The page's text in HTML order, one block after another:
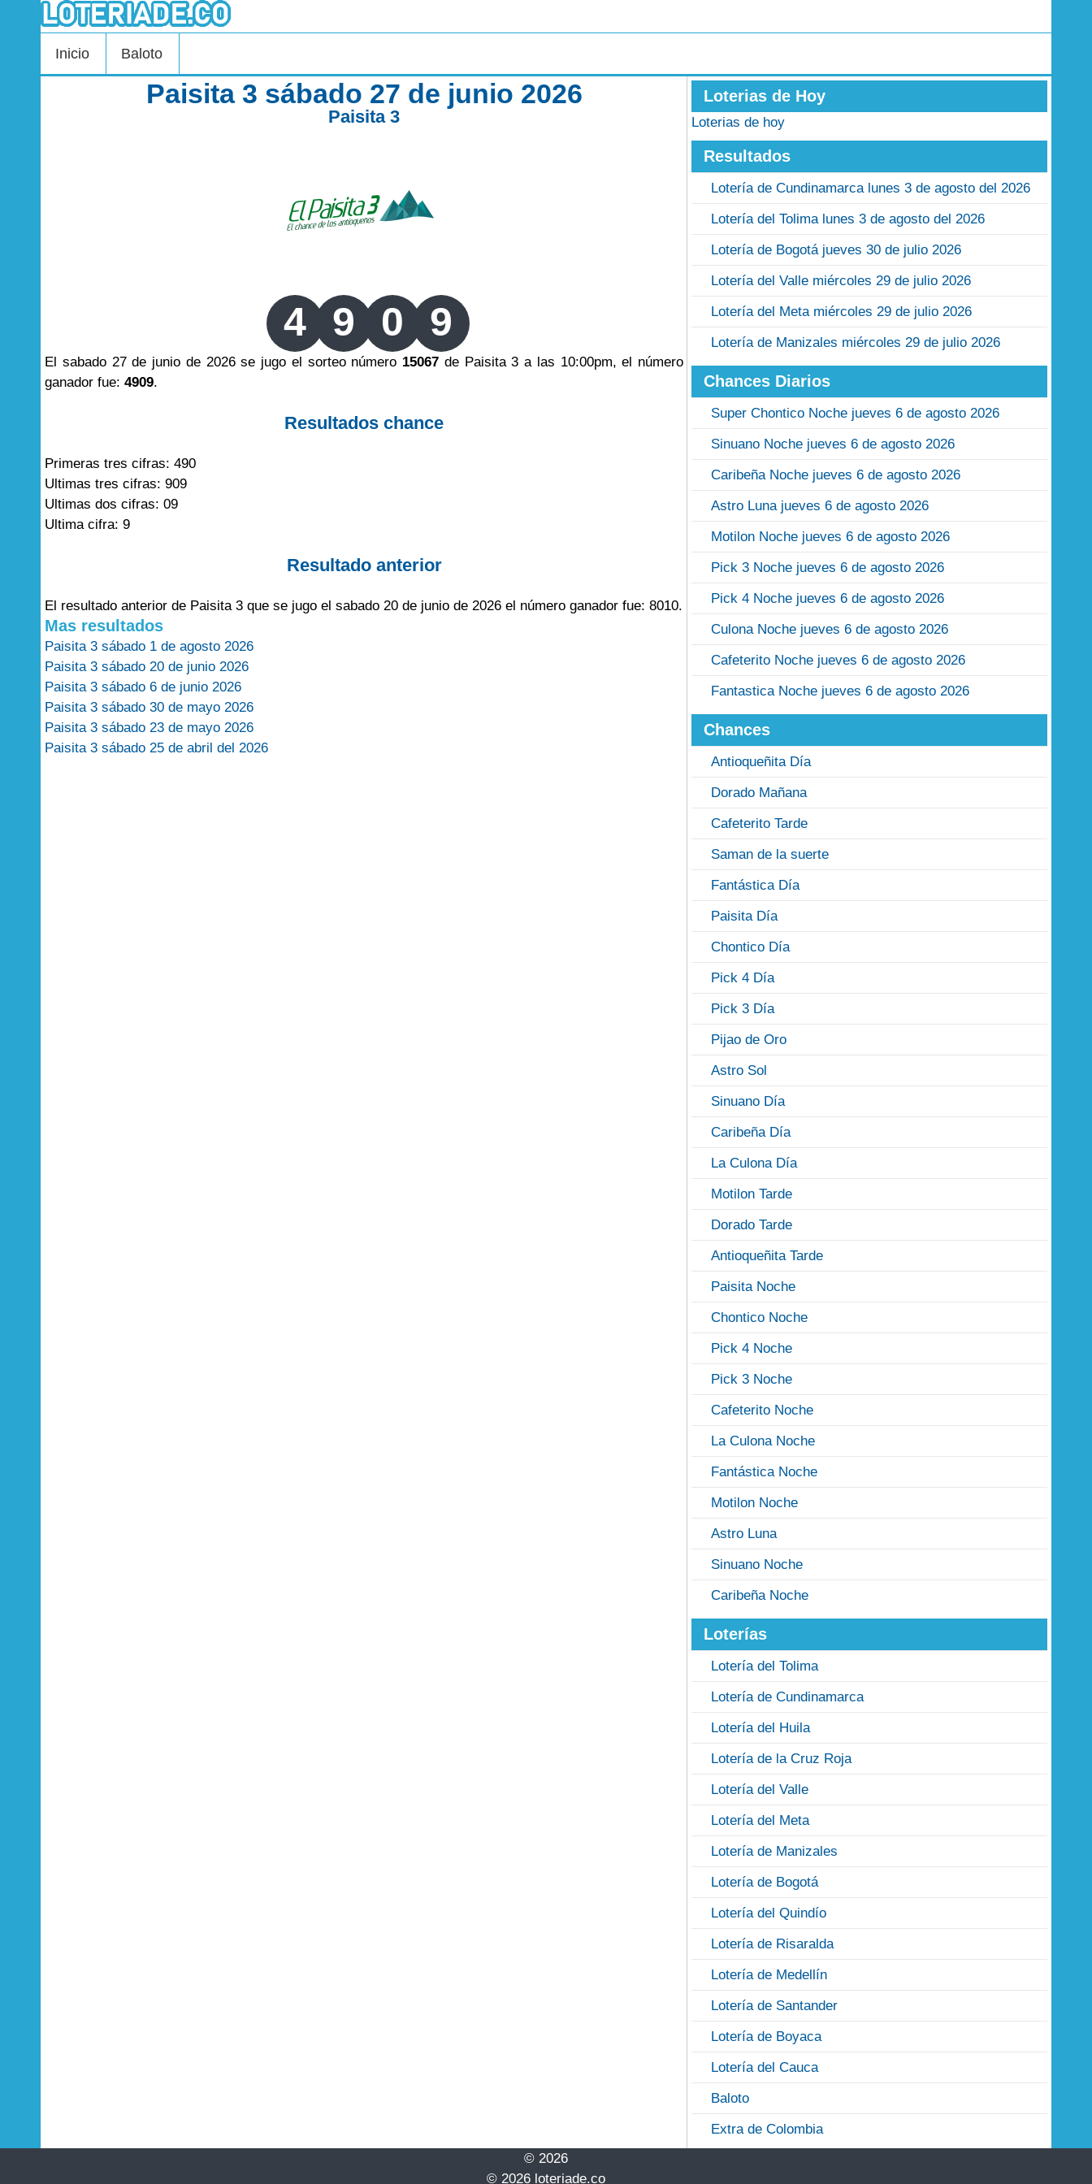
Inicio Baloto
Paisita 3 sábado 27 de junio 2026
Paisita 3
4 9 0 9
El sabado 27 de junio de 2026 se jugo el sorteo número 15067 de Paisita 3 a las 10:00pm, el número
ganador fue: 4909.
Resultados chance
Primeras tres cifras: 490
Ultimas tres cifras: 909
Ultimas dos cifras: 09
Ultima cifra: 9
Resultado anterior
El resultado anterior de Paisita 3 que se jugo el sabado 20 de junio de 2026 el número ganador fue: 8010.
Mas resultados
Paisita 3 sábado 1 de agosto 2026
Paisita 3 sábado 20 de junio 2026
Paisita 3 sábado 6 de junio 2026
Paisita 3 sábado 30 de mayo 2026
Paisita 3 sábado 23 de mayo 2026
Paisita 3 sábado 25 de abril del 2026
Loterias de Hoy
Loterias de hoy
Resultados
Lotería de Cundinamarca lunes 3 de agosto del 2026
Lotería del Tolima lunes 3 de agosto del 2026
Lotería de Bogotá jueves 30 de julio 2026
Lotería del Valle miércoles 29 de julio 2026
Lotería del Meta miércoles 29 de julio 2026
Lotería de Manizales miércoles 29 de julio 2026
Chances Diarios
Super Chontico Noche jueves 6 de agosto 2026
Sinuano Noche jueves 6 de agosto 2026
Caribeña Noche jueves 6 de agosto 2026
Astro Luna jueves 6 de agosto 2026
Motilon Noche jueves 6 de agosto 2026
Pick 3 Noche jueves 6 de agosto 2026
Pick 4 Noche jueves 6 de agosto 2026
Culona Noche jueves 6 de agosto 2026
Cafeterito Noche jueves 6 de agosto 2026
Fantastica Noche jueves 6 de agosto 2026
Chances
Antioqueñita Día
Dorado Mañana
Cafeterito Tarde
Saman de la suerte
Fantástica Día
Paisita Día
Chontico Día
Pick 4 Día
Pick 3 Día
Pijao de Oro
Astro Sol
Sinuano Día
Caribeña Día
La Culona Día
Motilon Tarde
Dorado Tarde
Antioqueñita Tarde
Paisita Noche
Chontico Noche
Pick 4 Noche
Pick 3 Noche
Cafeterito Noche
La Culona Noche
Fantástica Noche
Motilon Noche
Astro Luna
Sinuano Noche
Caribeña Noche
Loterías
Lotería del Tolima
Lotería de Cundinamarca
Lotería del Huila
Lotería de la Cruz Roja
Lotería del Valle
Lotería del Meta
Lotería de Manizales
Lotería de Bogotá
Lotería del Quindío
Lotería de Risaralda
Lotería de Medellín
Lotería de Santander
Lotería de Boyaca
Lotería del Cauca
Baloto
Extra de Colombia
© 2026
© 2026 loteriade.co